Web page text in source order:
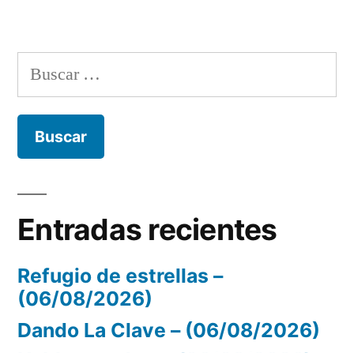
Buscar:
Entradas recientes
Refugio de estrellas –
(06/08/2026)
Dando La Clave – (06/08/2026)